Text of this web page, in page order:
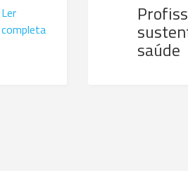
Ler
completa
saúde